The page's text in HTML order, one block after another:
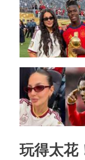
玩得太花